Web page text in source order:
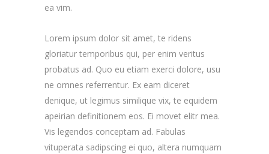
ea vim.
Lorem ipsum dolor sit amet, te ridens
gloriatur temporibus qui, per enim veritus
probatus ad. Quo eu etiam exerci dolore, usu
ne omnes referrentur. Ex eam diceret
denique, ut legimus similique vix, te equidem
apeirian definitionem eos. Ei movet elitr mea.
Vis legendos conceptam ad. Fabulas
vituperata sadipscing ei quo, altera numquam